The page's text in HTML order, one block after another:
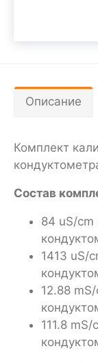
Описание
Комплект
Состав
84 uS/cm
1413 uS/
12.88
111.8